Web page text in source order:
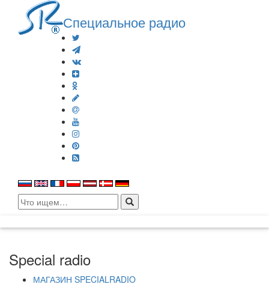
Специальное радио
Search
for:
Special radio
МАГАЗИН SPECIALRADIO